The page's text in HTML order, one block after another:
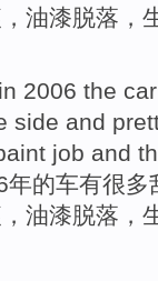
， 油漆脱落，
2006 the car
side and
job and
年的车有很多
， 油漆脱落，